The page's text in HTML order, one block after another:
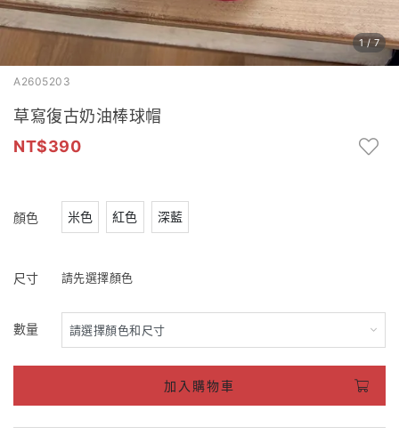
1/ 7
A2605203
草寫復古奶油棒球帽
390
顏色 米色 紅色 深藍
尺寸 請先選擇顏色
數量
加入購物車